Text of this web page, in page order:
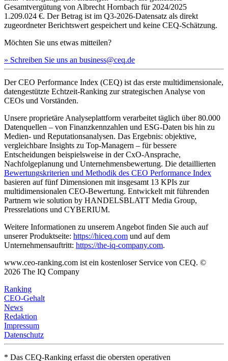
Gesamtvergütung von Albrecht Hornbach für 2024/2025
1.209.024 €. Der Betrag ist im Q3-2026-Datensatz als direkt
zugeordneter Berichtswert gespeichert und keine CEQ-Schätzung.
Möchten Sie uns etwas mitteilen?
» Schreiben Sie uns an business@ceq.de
Der CEO Performance Index (CEQ) ist das erste multidimensionale,
datengestützte Echtzeit-Ranking zur strategischen Analyse von
CEOs und Vorständen.
Unsere proprietäre Analyseplattform verarbeitet täglich über 80.000
Datenquellen – von Finanzkennzahlen und ESG-Daten bis hin zu
Medien- und Reputationsanalysen. Das Ergebnis: objektive,
vergleichbare Insights zu Top-Managern – für bessere
Entscheidungen beispielsweise in der CxO-Ansprache,
Nachfolgeplanung und Unternehmensbewertung. Die detaillierten
Bewertungskriterien und Methodik des CEO Performance Index
basieren auf fünf Dimensionen mit insgesamt 13 KPIs zur
multidimensionalen CEO-Bewertung. Entwickelt mit führenden
Partnern wie solution by HANDELSBLATT Media Group,
Pressrelations und CYBERIUM.
Weitere Informationen zu unserem Angebot finden Sie auch auf
unserer Produktseite: https://hiceq.com und auf dem
Unternehmensauftritt: https://the-iq-company.com.
www.ceo-ranking.com ist ein kostenloser Service von CEQ. ©
2026 The IQ Company
Ranking
CEO-Gehalt
News
Redaktion
Impressum
Datenschutz
* Das CEQ-Ranking erfasst die obersten operativen